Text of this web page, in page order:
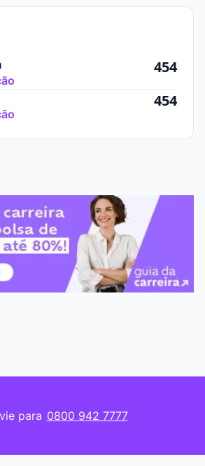
454
454
para 0800 942 7777